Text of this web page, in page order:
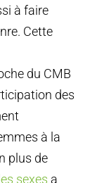
à faire
Cette
du CMB
des
à la
plus de
sexes a